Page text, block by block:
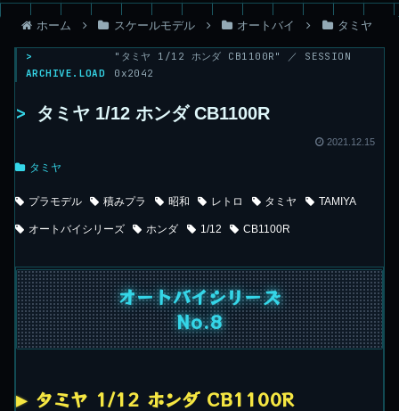
ホーム スケールモデル オートバイ タミヤ
>
ARCHIVE.LOAD
"タミヤ 1/12 ホンダ CB1100R" ／ SESSION
0x2042
> タミヤ 1/12 ホンダ CB1100R
2021.12.15
タミヤ
プラモデル 積みプラ 昭和 レトロ タミヤ TAMIYA
オートバイシリーズ ホンダ 1/12 CB1100R
オートバイシリーズ
No.8
タミヤ 1/12 ホンダ CB1100R